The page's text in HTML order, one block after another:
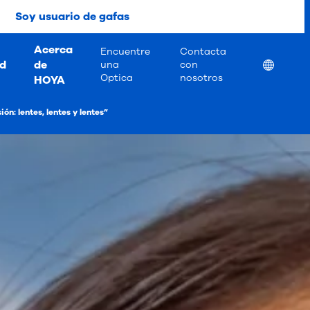
Soy usuario de gafas
Acerca
de
HOYA
Encuentre
una
Optica
Contacta
con
nosotros
Location
lentes, lentes y lentes”